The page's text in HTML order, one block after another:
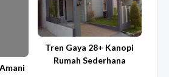
Tren Gaya 28+ Kanopi
Rumah Sederhana